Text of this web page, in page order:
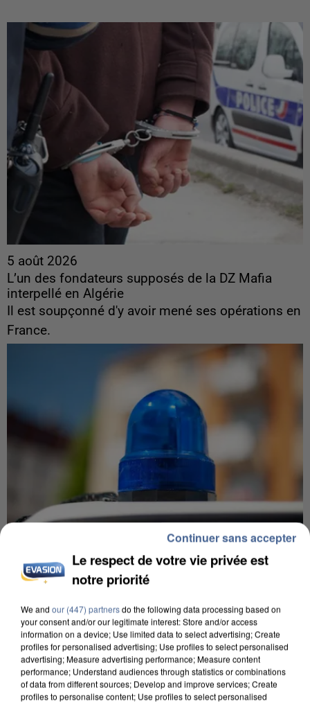
5 août 2026
L’un des fondateurs supposés de la DZ Mafia
interpellé en Algérie
Il est soupçonné d'y avoir mené ses opérations en
France.
5 août 2026
découverte d’un enfant de...
Trois personnes ont été placées en garde à vue.
Le respect de votre vie privée est
notre priorité
We and our (447) partnersdo the following data processing based on
your consent and/or our legitimate interest: Store and/or access
information on a device; Use limited data to select advertising; Create
profiles for personalised advertising; Use profiles to select personalised
advertising; Measure advertising performance; Measure content
performance; Understand audiences through statistics or combinations
of data from different sources; Develop and improve services; Create
profiles to personalise content; Use profiles to select personalised
Continuer sans accepter